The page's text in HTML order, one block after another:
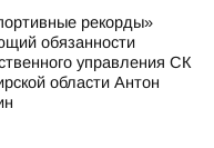
рекорды»
обязанности
управления СК
области Антон